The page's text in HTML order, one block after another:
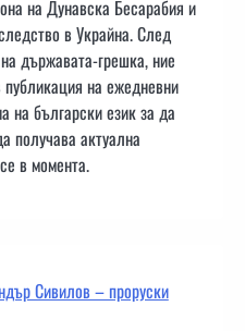
на Дунавска Бесарабия и
в Украйна. След
държавата-грешка, ние
на ежедневни
на български език за да
получава актуална
в момента.
Сивилов – проруски